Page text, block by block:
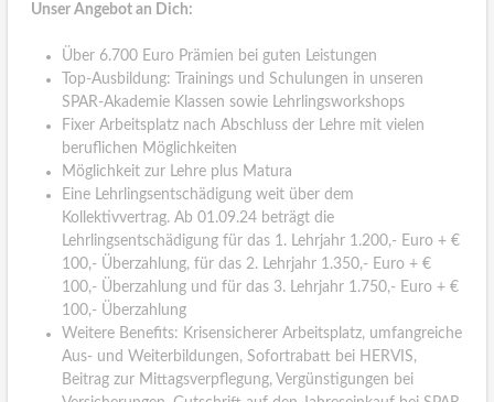
Unser Angebot an Dich:
Über 6.700 Euro Prämien bei guten Leistungen
Top-Ausbildung: Trainings und Schulungen in unseren
SPAR-Akademie Klassen sowie Lehrlingsworkshops
Fixer Arbeitsplatz nach Abschluss der Lehre mit vielen
beruflichen Möglichkeiten
Möglichkeit zur Lehre plus Matura
Eine Lehrlingsentschädigung weit über dem
Kollektivvertrag. Ab 01.09.24 beträgt die
Lehrlingsentschädigung für das 1. Lehrjahr 1.200,- Euro + €
100,- Überzahlung, für das 2. Lehrjahr 1.350,- Euro + €
100,- Überzahlung und für das 3. Lehrjahr 1.750,- Euro + €
100,- Überzahlung
Weitere Benefits: Krisensicherer Arbeitsplatz, umfangreiche
Aus- und Weiterbildungen, Sofortrabatt bei HERVIS,
Beitrag zur Mittagsverpflegung, Vergünstigungen bei